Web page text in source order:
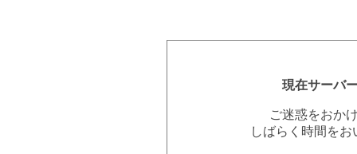
現在サーバ
ご迷惑をおか
しばらく時間を